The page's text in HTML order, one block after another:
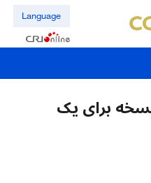
Language
برای یک